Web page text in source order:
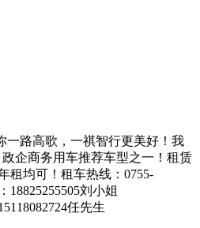
一路高歌，一祺智行更美好！我
企商务用车推荐车型之一！租赁
租均可！租车热线：0755-
18825255505刘小姐
任先生